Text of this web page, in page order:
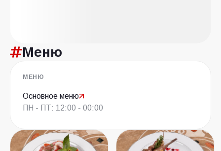
Меню
МЕНЮ
Основное меню
ПН - ПТ: 12:00 - 00:00